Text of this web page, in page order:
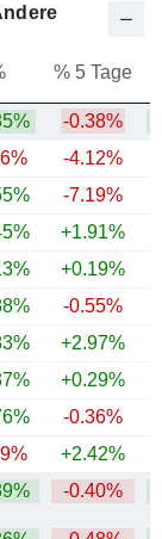
% 5 Tage
-0.38%
-4.12%
-7.19%
+1.91%
+0.19%
-0.55%
+2.97%
+0.29%
-0.36%
+2.42%
-0.40%